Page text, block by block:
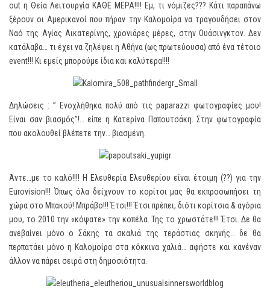
out η Θεία Λειτουργία ΚΑΘΕ ΜΕΡΑ!!!! Εμ, τι νόμιζες??? Κάτι παραπάνω
ξέρουν οι Αμερικανοί που πήραν την Καλομοίρα να τραγουδήσει στον
Ναό της Αγίας Αικατερίνης, χρονιάρες μέρες, στην Ουάσινγκτον. Δεν
κατάλαβα… τι έχει να ζηλέψει η Αθήνα (ως πρωτεύουσα) από ένα τέτοιο
event!!! Κι εμείς μπορούμε ίδια και καλύτερα!!!!
Δηλώσεις : ” Ενοχλήθηκα πολύ από τις paparazzi φωτογραφίες μου!
Είναι σαν βιασμός”!… είπε η Κατερίνα Παπουτσάκη. Στην φωτογραφία
που ακολουθεί βλέπετε την… βιασμένη.
Άντε…με το καλό!!!! Η Ελευθερία Ελευθερίου είναι έτοιμη (??) για την
Eurovision!!! Όπως όλα δείχνουν το κορίτσι μας θα εκπροσωπήσει τη
χώρα στο Μπακού! Μπράβο!!! Έτσι!!! Έτσι πρέπει, διότι κορίτσια & αγόρια
μου, το 2010 την «κόψατε» την κοπέλα. Της το χρωστάτε!!! Έτσι. Δε θα
ανεβαίνει μόνο ο Σάκης τα σκαλιά της τεράστιας σκηνής… δε θα
περπατάει μόνο η Καλομοίρα στα κόκκινα χαλιά… αφήστε και κανέναν
άλλον να πάρει σειρά στη δημοσιότητα.